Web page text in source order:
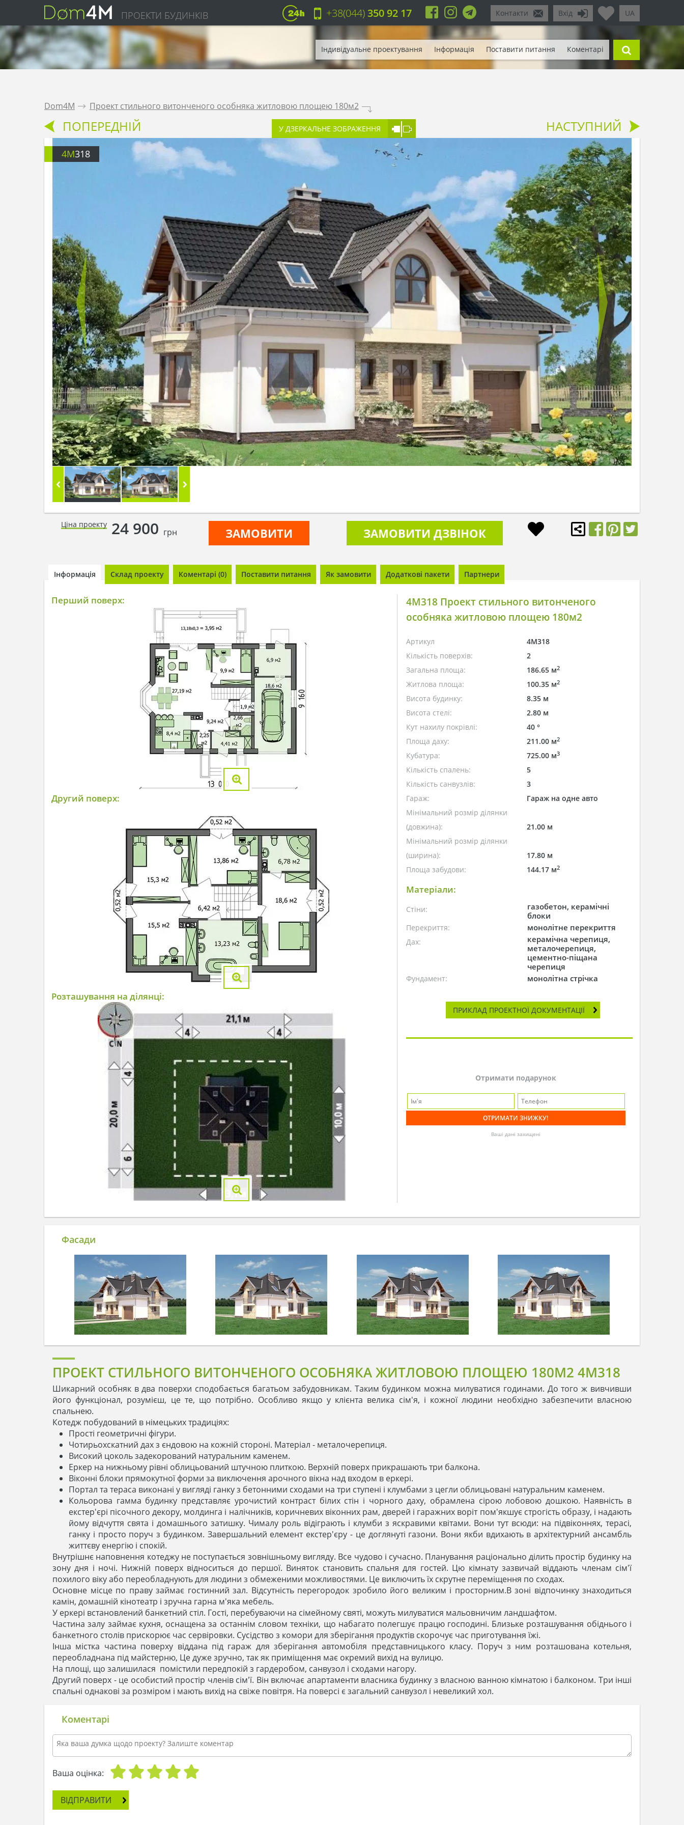
ПРОЕКТИ БУДИНКІВ UA
Вхід
Контакти
+38(044)350 92 17
Індивідуальне проектування Інформація Поставити питання Коментарі
Dom4M . Проект стильного витонченого особняка житловою площею 180м2 .
ПОПЕРЕДНІЙ У ДЗЕРКАЛЬНЕ ЗОБРАЖЕННЯ НАСТУПНИЙ
4M318
Ціна проекту 24 900 грн ЗАМОВИТИ ЗАМОВИТИ ДЗВІНОК
Інформація Склад проекту Коментарі (0) Поставити питання Як замовити Додаткові пакети Партнери
Перший поверх:
Другий поверх:
Розташування на ділянці:
4M318 Проект стильного витонченого
особняка житловою площею 180м2
Артикул
4M318
Кількість поверхів:
2
Загальна площа:
186.65 м2
Житлова площа: 100.35 м2
Висота будинку:
8.35 м
Висота стелі:
2.80 м
Кут нахилу покрівлі:
40 °
Площа даху:
211.00 м2
Кубатура: 725.00 м3
Кількість спалень:
5
Кількість санвузлів:
3
Гараж:
Гараж на одне авто
Мінімальний розмір ділянки
(довжина):
21.00 м
Мінімальний розмір ділянки
(ширина):
17.80 м
Площа забудови:
144.17 м2
Матеріали:
Стіни:
газобетон, керамічні
блоки
Перекриття: монолітне перекриття
Дах:
керамічна черепиця,
металочерепиця,
цементно-піщана
черепиця
Фундамент: монолітна стрічка
ПРИКЛАД ПРОЕКТНОЇ ДОКУМЕНТАЦІЇ
Отримати подарунок
Ваші дані захищені
Фасади
ПРОЕКТ СТИЛЬНОГО ВИТОНЧЕНОГО ОСОБНЯКА ЖИТЛОВОЮ ПЛОЩЕЮ 180М2 4M318
Шикарний особняк в два поверхи сподобається багатьом забудовникам. Таким будинком можна милуватися годинами. До того ж вивчивши
його функціонал, розумієш, це те, що потрібно. Особливо якщо у клієнта велика сім'я, і ​​кожної людини необхідно забезпечити власною
спальнею.
Котедж побудований в німецьких традиціях:
Прості геометричні фігури.
Чотирьохскатний дах з єндовою на кожній стороні. Матеріал - металочерепиця.
Високий цоколь задекорований натуральним каменем.
Еркер на нижньому рівні облицьований штучною плиткою. Верхній поверх прикрашають три балкона.
Віконні блоки прямокутної форми за виключення арочного вікна над входом в еркері.
Портал та тераса виконані у вигляді ганку з бетонними сходами на три ступені і клумбами з цегли облицьовані натуральним каменем.
Кольорова гамма будинку представляє урочистий контраст білих стін і чорного даху, обрамлена сірою лобовою дошкою. Наявність в
екстер'єрі пісочного декору, молдинга і налічників, коричневих віконних рам, дверей і гаражних воріт пом'якшує строгість образу, і надають
йому відчуття свята і домашнього затишку. Чималу роль відіграють і клумби з яскравими квітами. Вони тут всюди: на підвіконнях, терасі,
ганку і просто поруч з будинком. Завершальний елемент екстер'єру - це доглянуті газони. Вони якби вдихають в архітектурний ансамбль
життєву енергію і спокій.
Внутрішнє наповнення котеджу не поступається зовнішньому вигляду. Все чудово і сучасно. Планування раціонально ділить простір будинку на
зону дня і ночі. Нижній поверх відноситься до першої. Виняток становить спальня для гостей. Цю кімнату зазвичай віддають членам сім'ї
похилого віку або переобладнують для людини з обмеженими можливостями. Це виключить їх скрутне переміщення по сходах.
Основне місце по праву займає гостинний зал. Відсутність перегородок зробило його великим і просторним.В зоні відпочинку знаходиться
камін, домашній кінотеатр і зручна гарна м'яка мебель.
У еркері встановлений банкетний стіл. Гості, перебуваючи на сімейному святі, можуть милуватися мальовничим ландшафтом.
Частина залу займає кухня, оснащена за останнім словом техніки, що набагато полегшує працю господині. Близьке розташування обіднього і
банкетного столів прискорює час сервіровки. Сусідство з комори для зберігання продуктів скорочує час приготування їжі.
Інша містка частина поверху віддана під гараж для зберігання автомобіля представницького класу. Поруч з ним розташована котельня,
переобладнана під майстерню, Це дуже зручно, так як приміщення має окремий вихід на вулицю.
На площі, що залишилася помістили передпокій з гардеробом, санвузол і сходами нагору.
Другий поверх - це особистий простір членів сім'ї. Він включає апартаменти власника будинку з власною ванною кімнатою і балконом. Три інші
спальні однакові за розміром і мають вихід на свіже повітря. На поверсі є загальний санвузол і невеликий хол.
Коментарі
Ваша оцінка:
ВІДПРАВИТИ